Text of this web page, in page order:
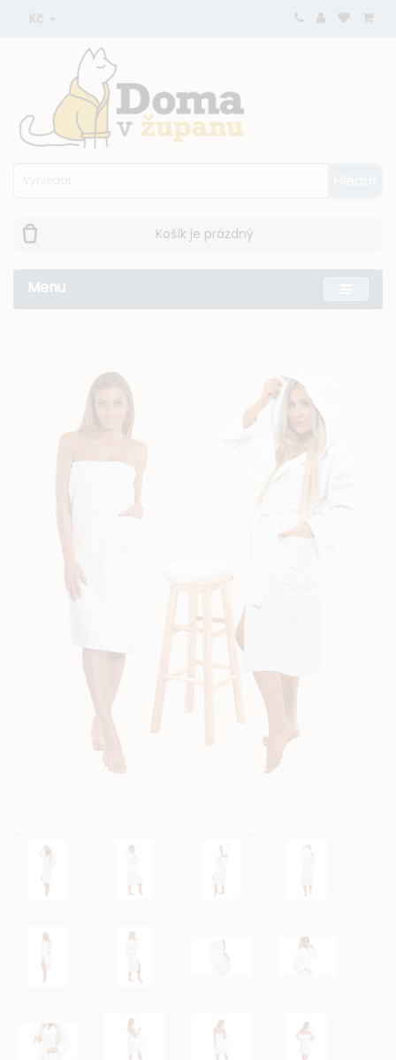
Kč
Košík je prázdný
Menu